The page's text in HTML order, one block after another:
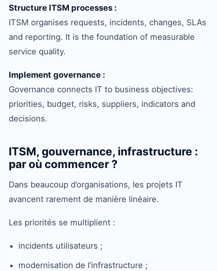
Structure ITSM processes :
ITSM organises requests, incidents, changes, SLAs
and reporting. It is the foundation of measurable
service quality.
Implement governance :
Governance connects IT to business objectives:
priorities, budget, risks, suppliers, indicators and
decisions.
ITSM, gouvernance, infrastructure :
par où commencer ?
Dans beaucoup d’organisations, les projets IT
avancent rarement de manière linéaire.
Les priorités se multiplient :
incidents utilisateurs ;
modernisation de l’infrastructure ;